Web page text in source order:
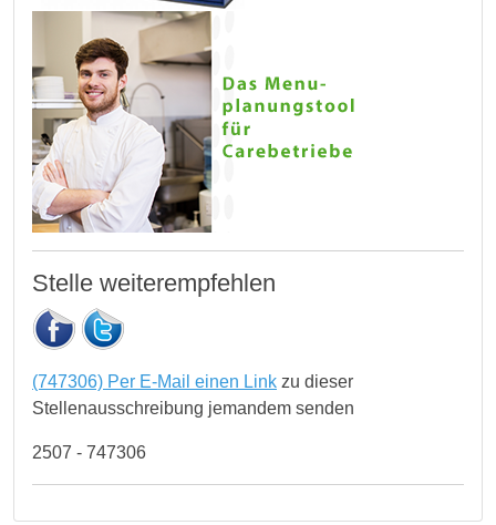
Stelle weiterempfehlen
(747306) Per E-Mail einen Link zu dieser
Stellenausschreibung jemandem senden
2507 - 747306